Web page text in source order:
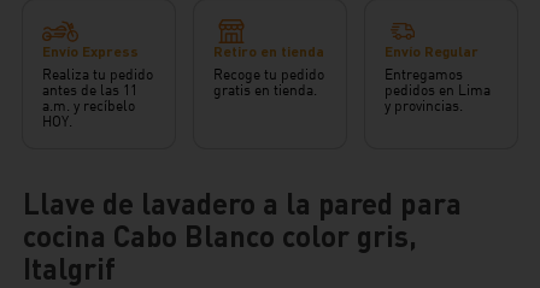
Envío Express
Realiza tu pedido
antes de las 11
a.m. y recíbelo
HOY.
Retiro en tienda
Recoge tu pedido
gratis en tienda.
Envío Regular
Entregamos
pedidos en Lima
y provincias.
Llave de lavadero a la pared para
cocina Cabo Blanco color gris,
Italgrif